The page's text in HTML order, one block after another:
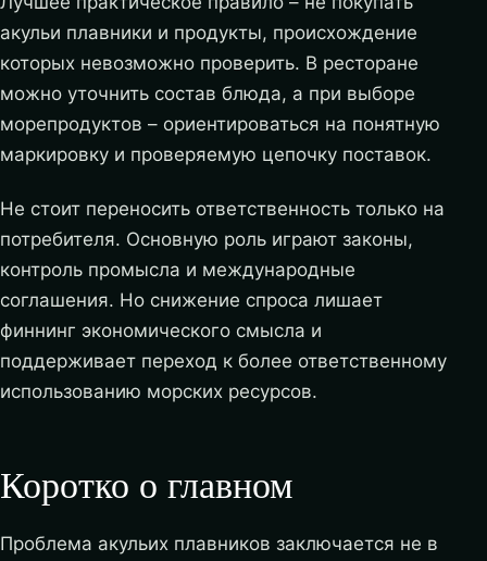
акульи плавники и продукты, происхождение
которых невозможно проверить. В ресторане
можно уточнить состав блюда, а при выборе
морепродуктов – ориентироваться на понятную
маркировку и проверяемую цепочку поставок.
Не стоит переносить ответственность только на
потребителя. Основную роль играют законы,
контроль промысла и международные
соглашения. Но снижение спроса лишает
финнинг экономического смысла и
поддерживает переход к более ответственному
использованию морских ресурсов.
Коротко о главном
Проблема акульих плавников заключается не в